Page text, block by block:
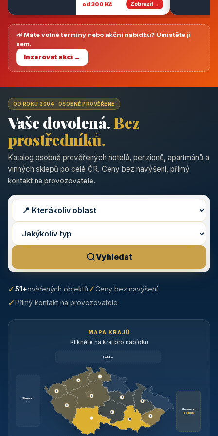
od 300 Kč
Zobrazit →
📣 Máte volné termíny nebo akční nabídku? Umístěte ji
sem.
Inzerovat akci →
OD ROKU 2004 · OSOBNĚ PROVĚŘENÉ
Vaše dovolená.Bez
prostředníků.
Katalog osobně prověřených hotelů, penzionů, apartmánů a
vinných sklepů po celé ČR. Ceny bez navýšení, přímý
kontakt na provozovatele.
Vyhledat
✓51+ověřených objektů✓Ceny bez navýšení
✓Přímý kontakt na provozovatele
MAPA KRAJŮ
Klikněte na kraj pro nabídku
Polsko
brzy
Německo
brzy
Slovensko
6 objektů
3
9
3
3
3
3
1
2
11
1
6